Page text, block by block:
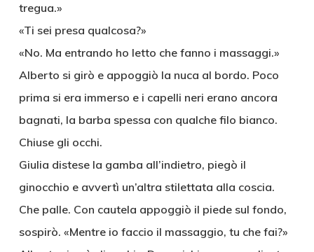
tregua.»
«Ti sei presa qualcosa?»
«No. Ma entrando ho letto che fanno i massaggi.»
Alberto si girò e appoggiò la nuca al bordo. Poco
prima si era immerso e i capelli neri erano ancora
bagnati, la barba spessa con qualche filo bianco.
Chiuse gli occhi.
Giulia distese la gamba all’indietro, piegò il
ginocchio e avvertì un’altra stilettata alla coscia.
Che palle. Con cautela appoggiò il piede sul fondo,
sospirò. «Mentre io faccio il massaggio, tu che fai?»